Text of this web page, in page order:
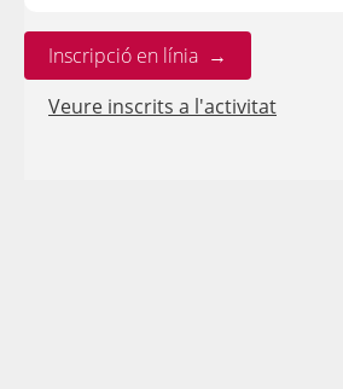
Inscripció en línia →
Veure inscrits a l'activitat